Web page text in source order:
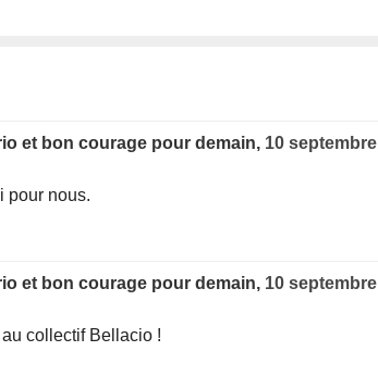
et bon courage pour demain, 10 septembre
pour nous.
et bon courage pour demain, 10 septembre
collectif Bellacio !